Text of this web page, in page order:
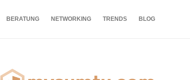
BERATUNG NETWORKING TRENDS BLOG